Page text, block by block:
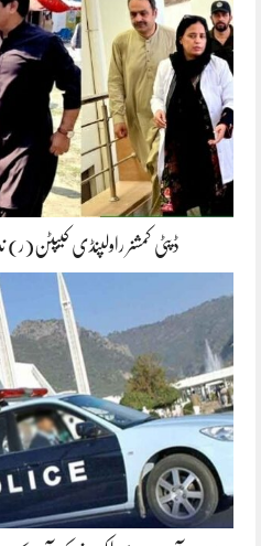
ڈپٹی کمشنر راولپنڈی کیپٹن(ر)